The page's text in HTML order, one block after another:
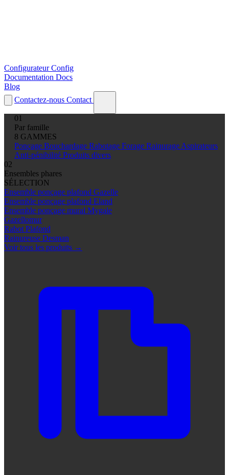
Configurateur Config
Documentation Docs
Blog
Contactez-nous Contact
01
Par famille
8 GAMMES
Ponçage Bouchardage Rabotage Forage Rainurage Aspirateurs
Anti-pénibilité Produits divers
02
Ensembles phares
SÉLECTION
Ensemble ponçage plafond Gazelle
Ensemble ponçage plafond Eland
Ensemble ponçage mural Mygale
Gazellomur
Rabot Plafond
Rainureuse Desman
Voir tous les produits →